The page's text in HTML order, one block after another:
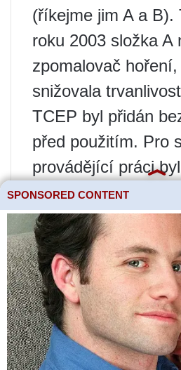
(říkejme jim A a B).
roku 2003 složka A
zpomalovač
snižovala
TCEP byl přidán
před použitím. Pro
provádějící práci
nepoužívat TCEF
zpomaluje proces
zvyšuje spotřebu
náklady na práci. V
by místnost
„zapomnětlivými“
„ekonomickými“
SPONSORED CONTENT